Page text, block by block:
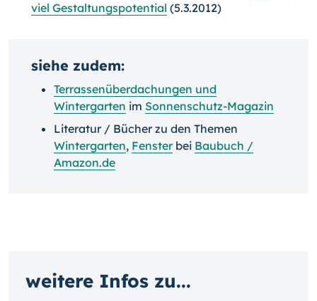
viel Gestaltungspotential (5.3.2012)
siehe zudem:
Terrassenüberdachungen und
Wintergarten im Sonnenschutz-Magazin
Literatur / Bücher zu den Themen
Wintergarten, Fensterbei Baubuch /
Amazon.de
weitere Infos zu...